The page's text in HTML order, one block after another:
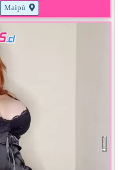
Maipú